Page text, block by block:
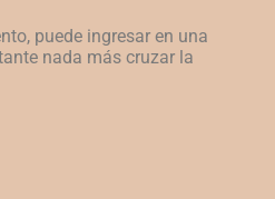
puede ingresar en una
nada más cruzar la